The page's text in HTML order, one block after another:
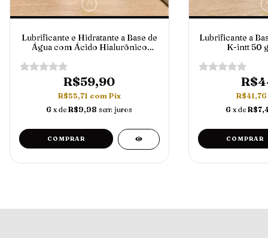
Lubrificante e Hidratante a Base de
Água com Ácido Hialurônico
R$59,90
R$55,71 com Pix
6 x deR$9,98 sem juros
Lubrificante a
K-intt 50
R$41,76
6 x de